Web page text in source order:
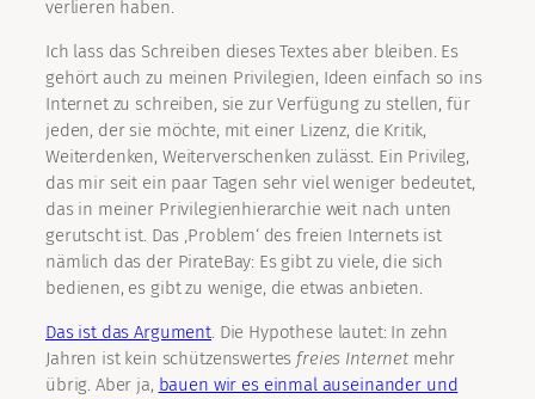
verlieren haben.
Ich lass das Schreiben dieses Textes aber bleiben. Es
gehört auch zu meinen Privilegien, Ideen einfach so ins
Internet zu schreiben, sie zur Verfügung zu stellen, für
jeden, der sie möchte, mit einer Lizenz, die Kritik,
Weiterdenken, Weiterverschenken zulässt. Ein Privileg,
das mir seit ein paar Tagen sehr viel weniger bedeutet,
das in meiner Privilegienhierarchie weit nach unten
gerutscht ist. Das ‚Problem‘ des freien Internets ist
nämlich das der PirateBay: Es gibt zu viele, die sich
bedienen, es gibt zu wenige, die etwas anbieten.
Das ist das Argument. Die Hypothese lautet: In zehn
Jahren ist kein schützenswertes freies Internetmehr
übrig. Aber ja, bauen wir es einmal auseinander und